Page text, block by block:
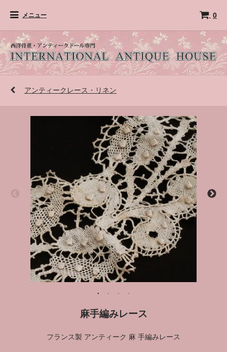
メニュー 0
アンティークレース・リネン
麻手編みレース
フランス製 アンティーク 麻 手編みレース